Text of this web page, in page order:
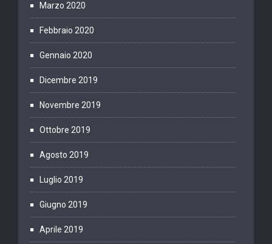
Marzo 2020
Febbraio 2020
Gennaio 2020
Dicembre 2019
Novembre 2019
Ottobre 2019
Agosto 2019
Luglio 2019
Giugno 2019
Aprile 2019